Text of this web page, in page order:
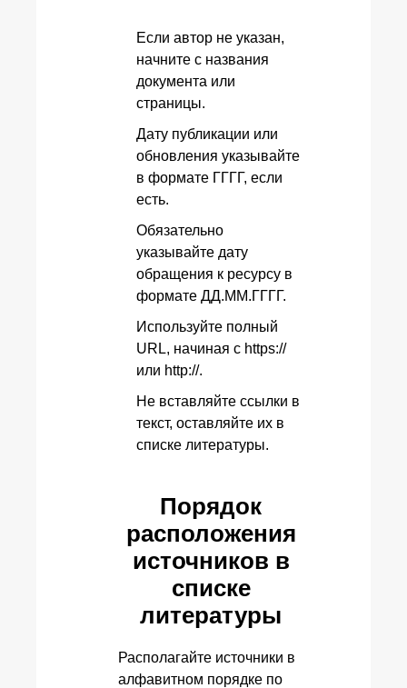
Если автор не указан,
начните с названия
документа или
страницы.
Дату публикации или
обновления указывайте
в формате ГГГГ, если
есть.
Обязательно
указывайте дату
обращения к ресурсу в
формате ДД.ММ.ГГГГ.
Используйте полный
URL, начиная с https://
или http://.
Не вставляйте ссылки в
текст, оставляйте их в
списке литературы.
Порядок
расположения
источников в
списке
литературы
Располагайте источники в
алфавитном порядке по